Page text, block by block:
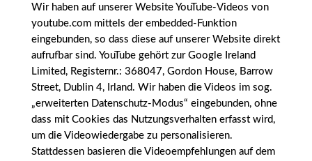
Wir haben auf unserer Website YouTube-Videos von
youtube.com mittels der embedded-Funktion
eingebunden, so dass diese auf unserer Website direkt
aufrufbar sind. YouTube gehört zur Google Ireland
Limited, Registernr.: 368047, Gordon House, Barrow
Street, Dublin 4, Irland. Wir haben die Videos im sog.
„erweiterten Datenschutz-Modus“ eingebunden, ohne
dass mit Cookies das Nutzungsverhalten erfasst wird,
um die Videowiedergabe zu personalisieren.
Stattdessen basieren die Videoempfehlungen auf dem